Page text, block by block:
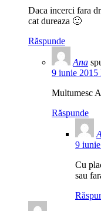
Daca incerci fara
cat dureaza 🙂
Răspunde
Ana
9 iunie 2015
Multumesc
Răspunde
9
Cu
sau